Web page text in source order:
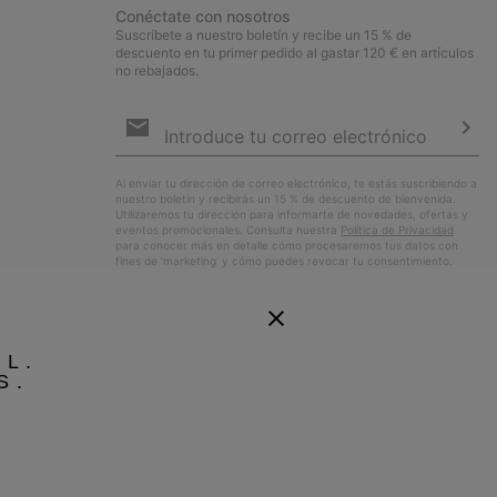
Conéctate con nosotros
Suscríbete a nuestro boletín y recibe un 15 % de
descuento en tu primer pedido al gastar 120 € en artículos
no rebajados.
de
Al enviar tu dirección de correo electrónico, te estás suscribiendo a
nuestro boletín y recibirás un 15 % de descuento de bienvenida.
Utilizaremos tu dirección para informarte de novedades, ofertas y
eventos promocionales. Consulta nuestra Política de Privacidad
para conocer más en detalle cómo procesaremos tus datos con
fines de ’marketing’ y cómo puedes revocar tu consentimiento.